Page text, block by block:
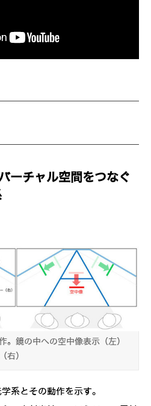
ーチャル空間をつなぐ
。鏡の中への空中像表示（左）
右）
系とその動作を示す。